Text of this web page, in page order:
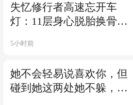
失忆修行者高速忘开车
灯：11层身心脱胎换骨，
5小时前
她不会轻易说喜欢你，但
碰到她这两处她不躲，就